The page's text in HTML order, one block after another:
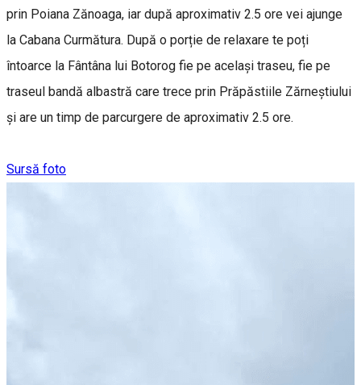
prin Poiana Zănoaga, iar după aproximativ 2.5 ore vei ajunge
la Cabana Curmătura. După o porție de relaxare te poți
întoarce la Fântâna lui Botorog fie pe același traseu, fie pe
traseul bandă albastră care trece prin Prăpăstiile Zărneștiului
și are un timp de parcurgere de aproximativ 2.5 ore.
Sursă foto